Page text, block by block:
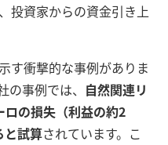
投資家からの資金引き上
す衝撃的な事例がありま
事例では、 自然関連リ
の損失（利益の約2
と試算されています。こ